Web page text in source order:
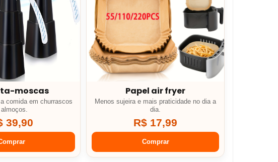
moscas
comida em churrascos
39,90
Papel air fryer
Menos sujeira e mais praticidade no dia a
dia.
R$ 17,99
Comprar